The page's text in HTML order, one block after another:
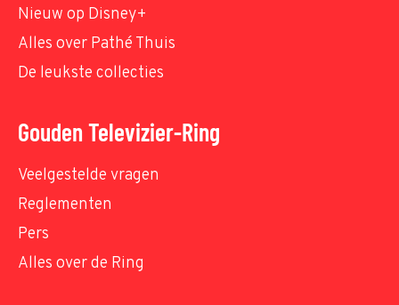
Nieuw op Disney+
Alles over Pathé Thuis
De leukste collecties
Gouden Televizier-Ring
Veelgestelde vragen
Reglementen
Pers
Alles over de Ring